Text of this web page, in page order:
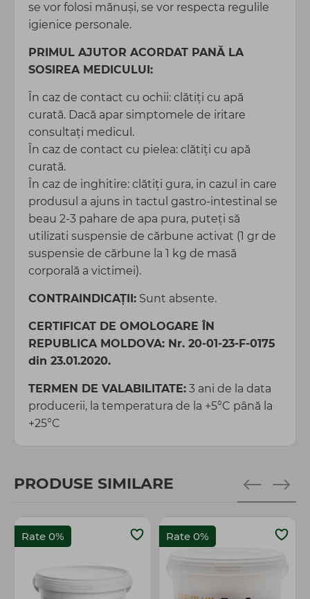
se vor folosi mănuşi, se vor respecta regulile
igienice personale.
PRIMUL AJUTOR ACORDAT PANĂLA
SOSIREA MEDICULUI:
În caz de contact cu ochii: clătiţi cu apă
curată. Dacă apar simptomele de iritare
consultaţi medicul.
În caz de contact cu pielea: clătiți cu apă
curată.
În caz de inghitire: clătiți gura, in cazul in care
produsul a ajuns in tactul gastro-intestinal se
beau 2-3 pahare de apa pura, puteţi să
utilizati suspensie de cărbune activat (1 gr de
suspensie de cărbune la 1 kg de masă
corporală a victimei).
CONTRAINDICAŢII: Sunt absente.
CERTIFICAT DE OMOLOGARE ÎN
REPUBLICA MOLDOVA: Nr. 20-01-23-F-0175
din 23.01.2020.
TERMEN DE VALABILITATE: 3 ani de la data
producerii, la temperatura de la +5°C până la
+25°C
PRODUSE SIMILARE
Rate 0% Rate 0%